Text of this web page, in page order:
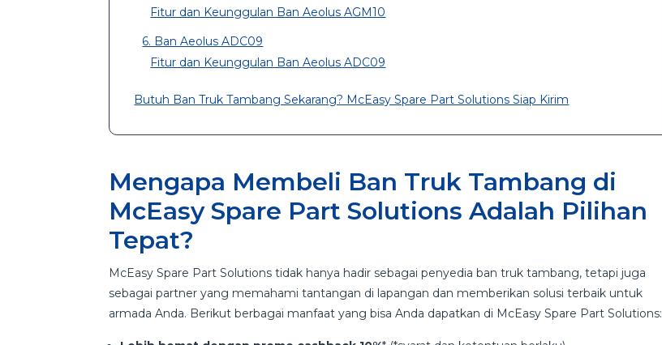
Fitur dan Keunggulan Ban Aeolus AGM10
6. Ban Aeolus ADC09
Fitur dan Keunggulan Ban Aeolus ADC09
Butuh Ban Truk Tambang Sekarang? McEasy Spare Part Solutions Siap Kirim
Mengapa Membeli Ban Truk Tambang di
McEasy Spare Part Solutions Adalah Pilihan
Tepat?
McEasy Spare Part Solutions tidak hanya hadir sebagai penyedia ban truk tambang, tetapi juga
sebagai partner yang memahami tantangan di lapangan dan memberikan solusi terbaik untuk
armada Anda. Berikut berbagai manfaat yang bisa Anda dapatkan di McEasy Spare Part Solutions: